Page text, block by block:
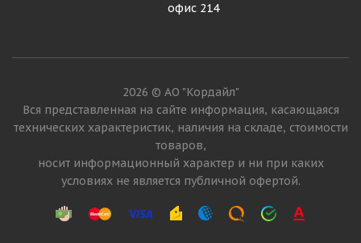
офис 214
2026 © АО "Кордайл"
Вся представленная на сайте информация, касающаяся
технических характеристик, наличия на складе, стоимости
товаров,
носит информационный характер и ни при каких
условиях не является публичной офертой.